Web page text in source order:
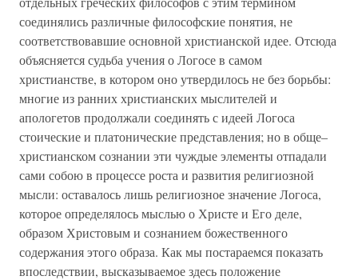
соединялись различные философские понятия, не
соответствовавшие основной христианской идее. Отсюда
объясняется судьба учения о Логосе в самом
христианстве, в котором оно утвердилось не без борьбы:
многие из ранних христианских мыслителей и
апологетов продолжали соединять с идеей Логоса
стоические и платонические представления; но в обще–
христианском сознании эти чуждые элементы отпадали
сами собою в процессе роста и развития религиозной
мысли: оставалось лишь религиозное значение Логоса,
которое определялось мыслью о Христе и Его деле,
образом Христовым и сознанием божественного
содержания этого образа. Как мы постараемся показать
впоследствии, высказываемое здесь положение